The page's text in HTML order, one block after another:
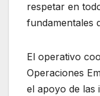
respetar en
fundamentales
El operativo
Operaciones
el apoyo de las